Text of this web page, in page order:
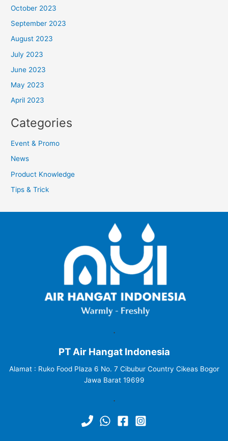
October 2023
September 2023
August 2023
July 2023
June 2023
May 2023
April 2023
Categories
Event & Promo
News
Product Knowledge
Tips & Trick
.
PT Air Hangat Indonesia
Alamat : Ruko Food Plaza 6 No. 7 Cibubur Country Cikeas Bogor
Jawa Barat 19699
.